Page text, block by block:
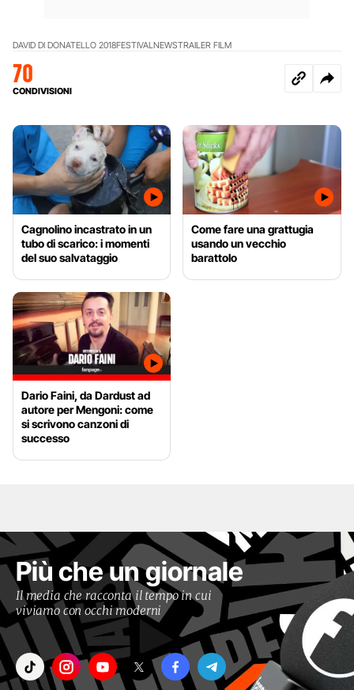
DAVID DI DONATELLO 2018FESTIVALNEWSTRAILER FILM
70
CONDIVISIONI
Cagnolino incastrato in un
tubo di scarico: i momenti
del suo salvataggio
Come fare una grattugia
usando un vecchio
barattolo
Dario Faini, da Dardust ad
autore per Mengoni: come
si scrivono canzoni di
successo
Più che un giornale
Il media che racconta il tempo in cui
viviamo con occhi moderni